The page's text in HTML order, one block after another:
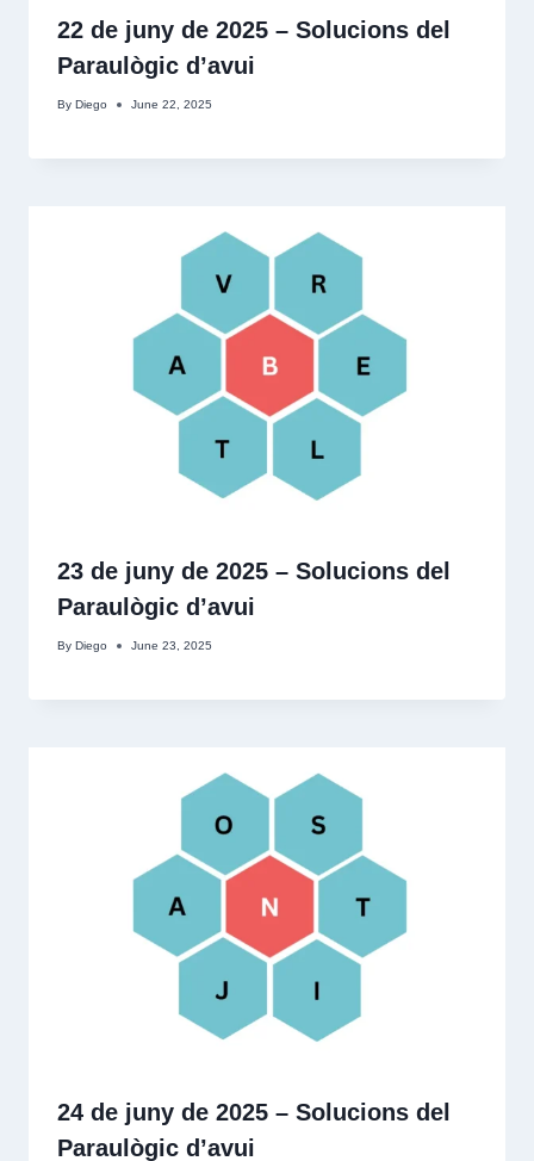
22 de juny de 2025 – Solucions del
Paraulògic d’avui
By Diego June 22, 2025
23 de juny de 2025 – Solucions del
Paraulògic d’avui
By Diego June 23, 2025
24 de juny de 2025 – Solucions del
Paraulògic d’avui